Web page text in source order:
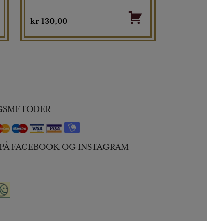
kr 130,00
FACEBOOK OG INSTAGRAM